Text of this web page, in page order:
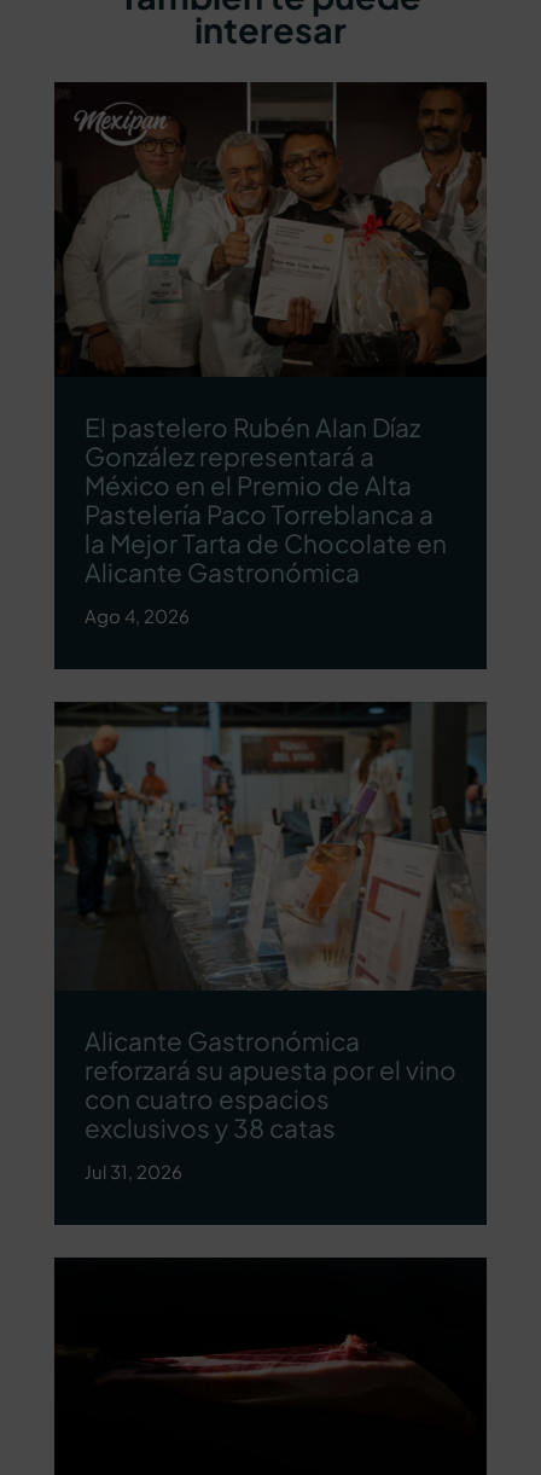
interesar
El pastelero Rubén Alan Díaz
González representará a
México en el Premio de Alta
Pastelería Paco Torreblanca a
la Mejor Tarta de Chocolate en
Alicante Gastronómica
Ago 4, 2026
Alicante Gastronómica
reforzará su apuesta por el vino
con cuatro espacios
exclusivos y 38 catas
Jul 31, 2026